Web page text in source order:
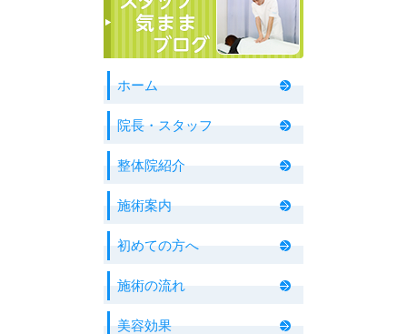
ホーム
院長・スタッフ
整体院紹介
施術案内
初めての方へ
施術の流れ
美容効果